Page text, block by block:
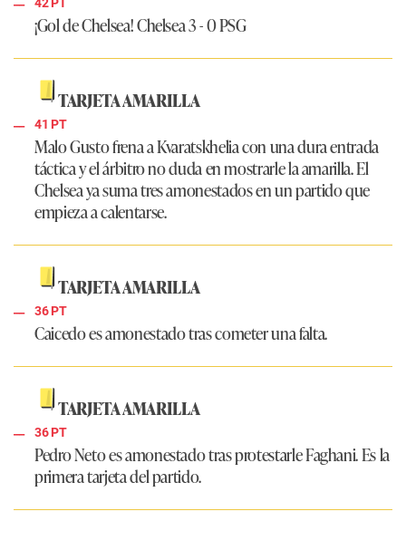
42 PT
¡Gol de Chelsea!Chelsea 3 - 0 PSG
TARJETA AMARILLA
41 PT
Malo Gusto frena a Kvaratskhelia con una dura entrada
táctica y el árbitro no duda en mostrarle la amarilla. El
Chelsea ya suma tres amonestados en un partido que
empieza a calentarse.
TARJETA AMARILLA
36 PT
Caicedo es amonestado tras cometer una falta.
TARJETA AMARILLA
36 PT
Pedro Neto es amonestado tras protestarle Faghani. Es la
primera tarjeta del partido.